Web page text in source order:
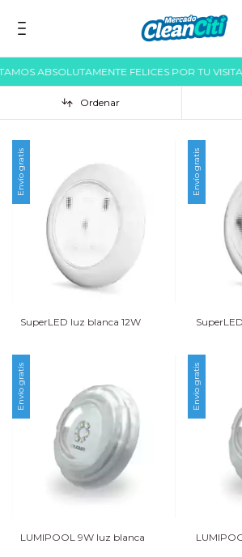
ABSOLUTAMENTE FELICES POR TU
Ordenar
Envío gratis
SuperLED luz blanca 12W
Envío gratis
Envío gratis
LUMIPOOL 9W luz blanca
Envío gratis